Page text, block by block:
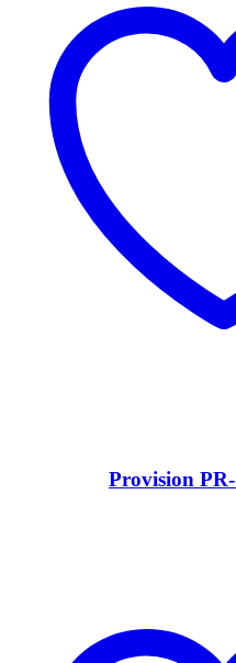
מוניטור מסך דק 15 אינץ’ Provision PR-